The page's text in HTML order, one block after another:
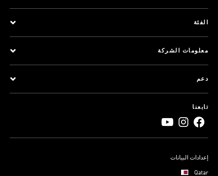
الفئة
معلومات الشركة
دعم
تابعنا
إعدادات البيانات
Qatar